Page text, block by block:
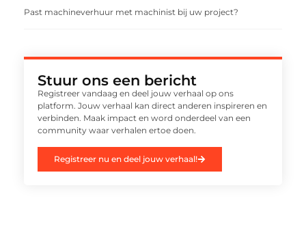
Past machineverhuur met machinist bij uw project?
Stuur ons een bericht
Registreer vandaag en deel jouw verhaal op ons
platform. Jouw verhaal kan direct anderen inspireren en
verbinden. Maak impact en word onderdeel van een
community waar verhalen ertoe doen.
Registreer nu en deel jouw verhaal!